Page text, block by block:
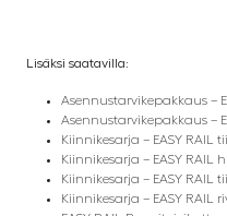
Lisäksi saatavilla:
Asennustarvikepakkaus –
Asennustarvikepakkaus –
Kiinnikesarja – EASY RAIL
Kiinnikesarja – EASY RAIL
Kiinnikesarja – EASY RAIL
Kiinnikesarja – EASY RAIL